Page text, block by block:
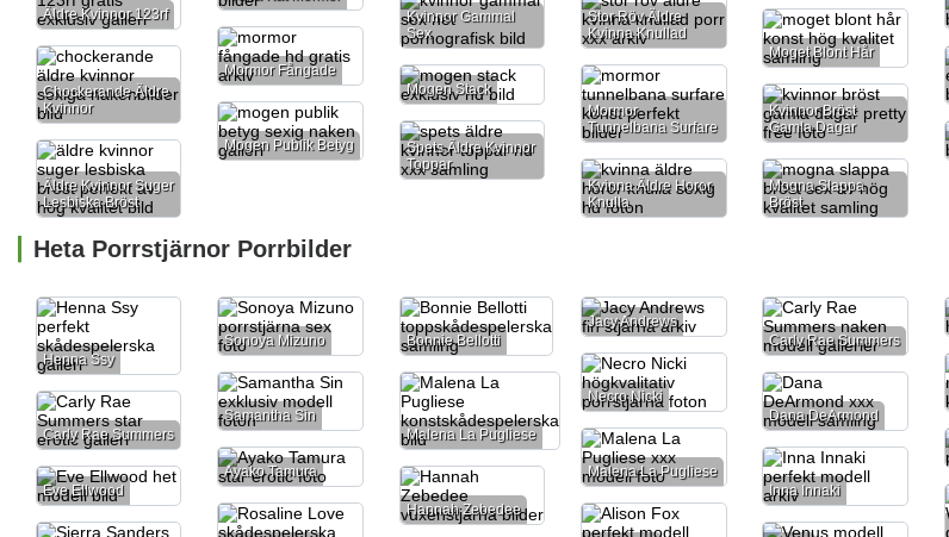
Äldre Kvinnor 123rf
Kvinnor Gammal
Sex
Stor Röv Äldre
Kvinna Knullad
Moget Blont Hår
Mormor Fångade
Chockerande Äldre
Kvinnor
Mogen Stack
Mormor
Tunnelbana Surfare
Kvinnor Bröst
Gamla Dagar
Mogen Publik Betyg
Spets Äldre Kvinnor
Toppar
Äldre Kvinnor Suger
Lesbiska Bröst
Kvinna Äldre Horor
Knulla
Mogna Slappa
Bröst
Heta Porrstjärnor Porrbilder
Henna Ssy
Sonoya Mizuno Bonnie Bellotti
Jacy Andrews
Carly Rae Summers
Necro Nicki
Samantha Sin
Malena La Pugliese
Dana DeArmond
Carly Rae Summers
Malena La Pugliese
Ayako Tamura
Inna Innaki
Eve Ellwood
Hannah Zebedee